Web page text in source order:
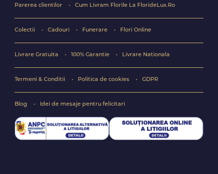
Parerea clientilor Cum Livram Florile La FlorideLux.Ro
Colectii Cadouri Funerare Flori Online
Livrare Gratuita 100% Garantie Livrare Nationala
Termeni & Conditii Politica de cookies GDPR
Blog Idei de mesaje pentru felicitari